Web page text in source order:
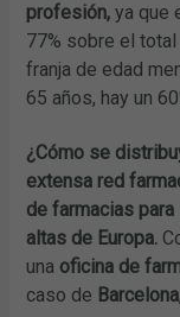
profesión, ya que
77% sobre el
franja de edad
65 años, hay un
¿Cómo se
extensa red
de farmacias
altas de Europa.
una oficina de
caso de